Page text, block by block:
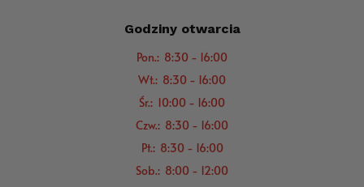
Godziny otwarcia
Pon.: 8:30 - 16:00
Wt.: 8:30 - 16:00
Śr.: 10:00 - 16:00
Czw.: 8:30 - 16:00
Pt.: 8:30 - 16:00
Sob.: 8:00 - 12:00